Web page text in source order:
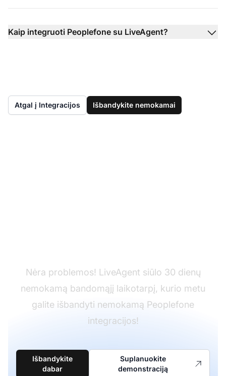
Kaip integruoti Peoplefone su LiveAgent?
Atgal į Integracijos Išbandykite nemokamai
Nėra problemos! LiveAgent siūlo 30 dienų
nemokamą bandomąjį laikotarpį, kurio metu
galite išbandyti nemokamą Peoplefone
integracijos!
Išbandykite
dabar
Suplanuokite
demonstraciją